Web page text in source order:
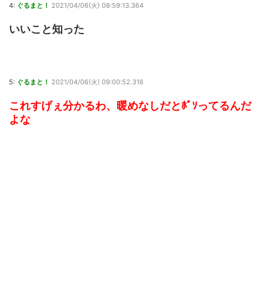
4: ぐるまと！ 2021/04/06(火) 08:59:13.364
いいこと知った
5: ぐるまと！ 2021/04/06(火) 09:00:52.316
これすげぇ分かるわ、暖めなしだとﾎﾞｿってるんだ
よな